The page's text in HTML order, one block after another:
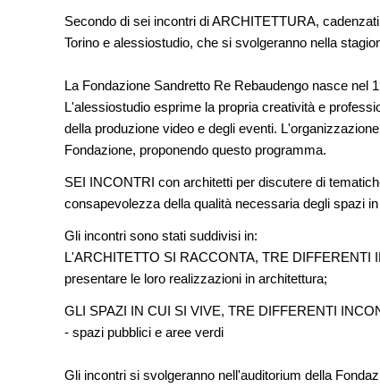
Secondo di sei incontri di ARCHITETTURA,
Torino e alessiostudio, che si svolgeranno nella
La Fondazione Sandretto Re Rebaudengo nasce nel
L'alessiostudio esprime la propria creatività e
della produzione video e degli eventi.
Fondazione, proponendo questo programma.
SEI INCONTRI con architetti per discutere di
consapevolezza della qualità necessaria degli spazi
Gli incontri sono stati suddivisi in:
L'ARCHITETTO SI RACCONTA, TRE DIFFERENTI
presentare le loro realizzazioni in architettura;
GLI SPAZI IN CUI SI VIVE, TRE DIFFERENTI
- spazi pubblici e aree verdi
Gli incontri si svolgeranno nell'auditorium della
Città Osmotiche: la
attraverso suoli
dell'acqua e resilienza